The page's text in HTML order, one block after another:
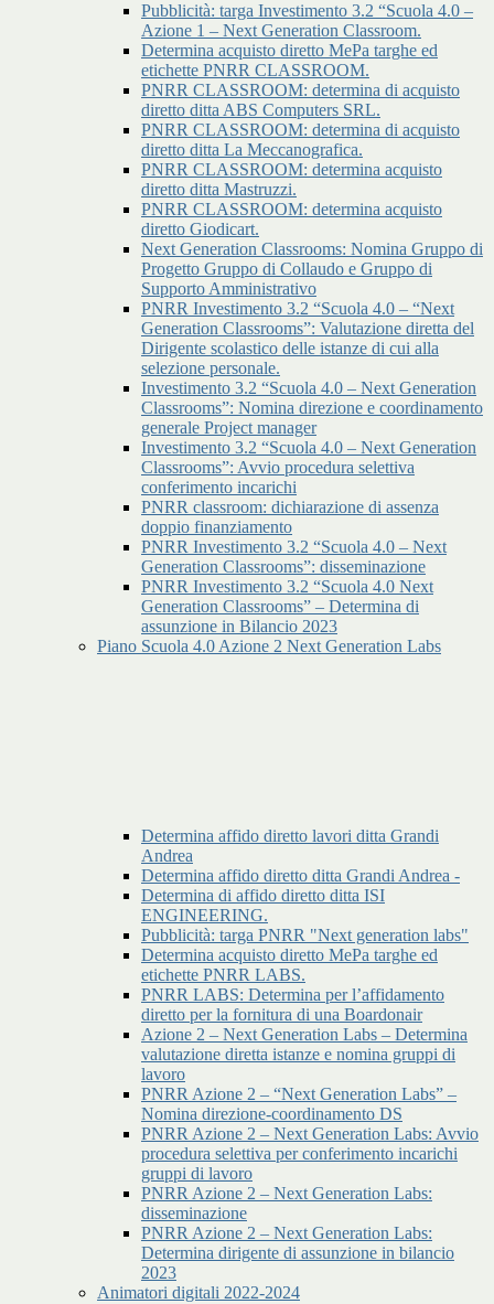
Pubblicità: targa Investimento 3.2 “Scuola 4.0 –
Azione 1 – Next Generation Classroom.
Determina acquisto diretto MePa targhe ed
etichette PNRR CLASSROOM.
PNRR CLASSROOM: determina di acquisto
diretto ditta ABS Computers SRL.
PNRR CLASSROOM: determina di acquisto
diretto ditta La Meccanografica.
PNRR CLASSROOM: determina acquisto
diretto ditta Mastruzzi.
PNRR CLASSROOM: determina acquisto
diretto Giodicart.
Next Generation Classrooms: Nomina Gruppo di
Progetto Gruppo di Collaudo e Gruppo di
Supporto Amministrativo
PNRR Investimento 3.2 “Scuola 4.0 – “Next
Generation Classrooms”: Valutazione diretta del
Dirigente scolastico delle istanze di cui alla
selezione personale.
Investimento 3.2 “Scuola 4.0 – Next Generation
Classrooms”: Nomina direzione e coordinamento
generale Project manager
Investimento 3.2 “Scuola 4.0 – Next Generation
Classrooms”: Avvio procedura selettiva
conferimento incarichi
PNRR classroom: dichiarazione di assenza
doppio finanziamento
PNRR Investimento 3.2 “Scuola 4.0 – Next
Generation Classrooms”: disseminazione
PNRR Investimento 3.2 “Scuola 4.0 Next
Generation Classrooms” – Determina di
assunzione in Bilancio 2023
Piano Scuola 4.0 Azione 2 Next Generation Labs
Determina affido diretto lavori ditta Grandi
Andrea
Determina affido diretto ditta Grandi Andrea -
Determina di affido diretto ditta ISI
ENGINEERING.
Pubblicità: targa PNRR "Next generation labs"
Determina acquisto diretto MePa targhe ed
etichette PNRR LABS.
PNRR LABS: Determina per l’affidamento
diretto per la fornitura di una Boardonair
Azione 2 – Next Generation Labs – Determina
valutazione diretta istanze e nomina gruppi di
lavoro
PNRR Azione 2 – “Next Generation Labs” –
Nomina direzione-coordinamento DS
PNRR Azione 2 – Next Generation Labs: Avvio
procedura selettiva per conferimento incarichi
gruppi di lavoro
PNRR Azione 2 – Next Generation Labs:
disseminazione
PNRR Azione 2 – Next Generation Labs:
Determina dirigente di assunzione in bilancio
2023
Animatori digitali 2022-2024